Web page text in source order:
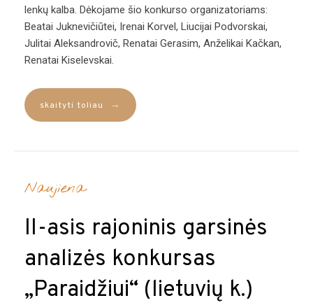
lenkų kalba. Dėkojame šio konkurso organizatoriams:
Beatai Juknevičiūtei, Irenai Korvel, Liucijai Podvorskai,
Julitai Aleksandrovič, Renatai Gerasim, Anželikai Kačkan,
Renatai Kiselevskai.
skaityti toliau →
Naujiena
II-asis rajoninis garsinės
analizės konkursas
„Paraidžiui“ (lietuvių k.)